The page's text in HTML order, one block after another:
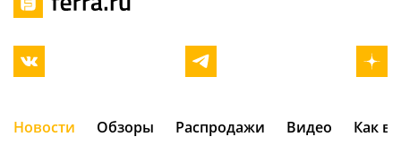
Новости Обзоры Распродажи Видео Как